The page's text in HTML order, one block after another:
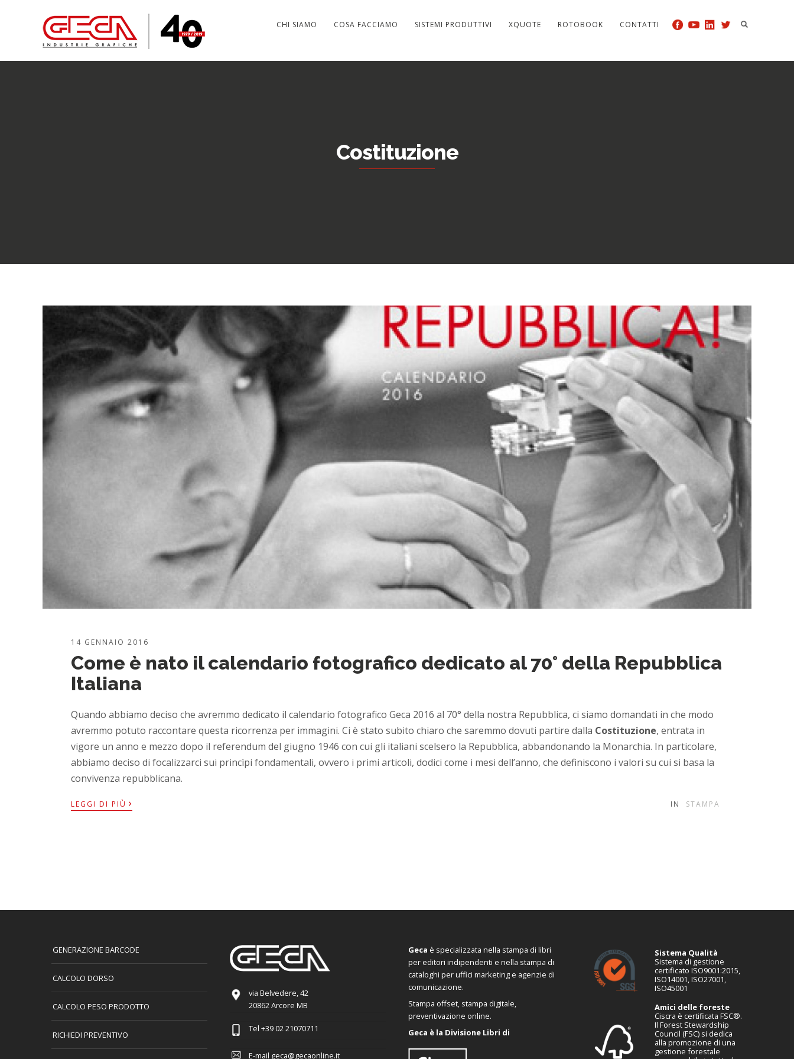
CHI SIAMO COSA FACCIAMO SISTEMI PRODUTTIVI XQUOTE ROTOBOOK CONTATTI
Costituzione
14 GENNAIO 2016
Come è nato il calendario fotografico dedicato al 70° della Repubblica
Italiana
Quando abbiamo deciso che avremmo dedicato il calendario fotografico Geca 2016 al 70° della nostra Repubblica, ci siamo domandati in che modo
avremmo potuto raccontare questa ricorrenza per immagini. Ci è stato subito chiaro che saremmo dovuti partire dalla Costituzione, entrata in
vigore un anno e mezzo dopo il referendum del giugno 1946 con cui gli italiani scelsero la Repubblica, abbandonando la Monarchia. In particolare,
abbiamo deciso di focalizzarci sui princìpi fondamentali, ovvero i primi articoli, dodici come i mesi dell’anno, che definiscono i valori su cui si basa la
convivenza repubblicana.
LEGGI DI PIÙ › IN STAMPA
GENERAZIONE BARCODE
CALCOLO DORSO
CALCOLO PESO PRODOTTO
RICHIEDI PREVENTIVO
via Belvedere, 42
20862 Arcore MB
Tel +39 02 21070711
E-mail geca@gecaonline.it
Geca è specializzata nella stampa di libri
per editori indipendenti e nella stampa di
cataloghi per uffici marketing e agenzie di
comunicazione.
Stampa offset, stampa digitale,
preventivazione online.
Geca è la Divisione Libri di
Sistema Qualità
Sistema di gestione
certificato ISO9001:2015,
ISO14001, ISO27001,
ISO45001
Amici delle foreste
Ciscra è certificata FSC®.
Il Forest Stewardship
Council (FSC) si dedica
alla promozione di una
gestione forestale